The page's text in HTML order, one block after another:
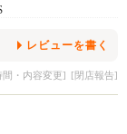
レビューを書く
間・内容変更] [閉店報告]